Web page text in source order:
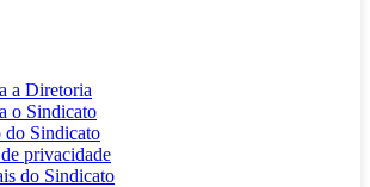
a Diretoria
o Sindicato
do Sindicato
privacidade
do Sindicato